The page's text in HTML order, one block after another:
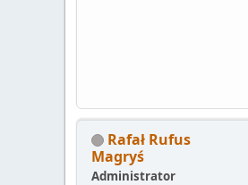
Rafał Rufus
Magryś
Administrator